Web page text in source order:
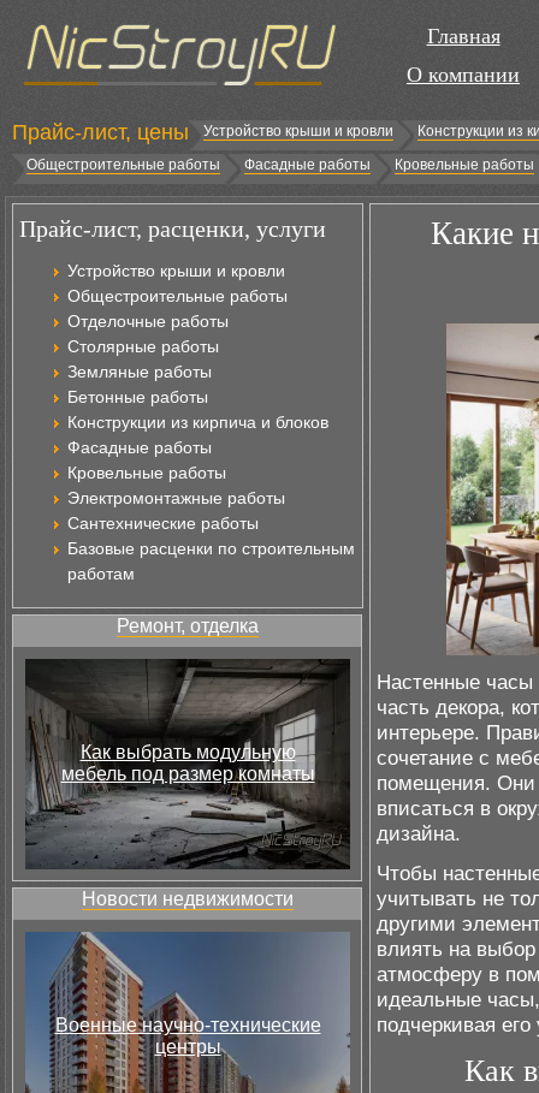
Главная
О компании
Прайс-лист, цены Устройство крыши и кровли
Конструкции из
Общестроительные работы
Фасадные работы Кровельные работы
Прайс-лист, расценки, услуги
Устройство крыши и кровли
Общестроительные работы
Отделочные работы
Столярные работы
Земляные работы
Бетонные работы
Конструкции из кирпича и блоков
Фасадные работы
Кровельные работы
Электромонтажные работы
Сантехнические работы
Базовые расценки по строительным
работам
Ремонт, отделка
Как выбрать модульную
мебель под размер комнаты
Новости недвижимости
Военные научно-технические
центры
Какие
Настенные часы
часть декора,
интерьере.
сочетание с
помещения. Они
вписаться в
дизайна.
Чтобы
учитывать не
другими
влиять на
атмосферу в
идеальные
подчеркивая
Как